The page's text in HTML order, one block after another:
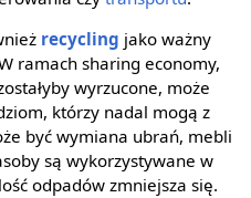
recycling jako ważny
ramach sharing economy,
wyrzucone, może
którzy nadal mogą z
być wymiana ubrań, mebli
są wykorzystywane w
odpadów zmniejsza się.